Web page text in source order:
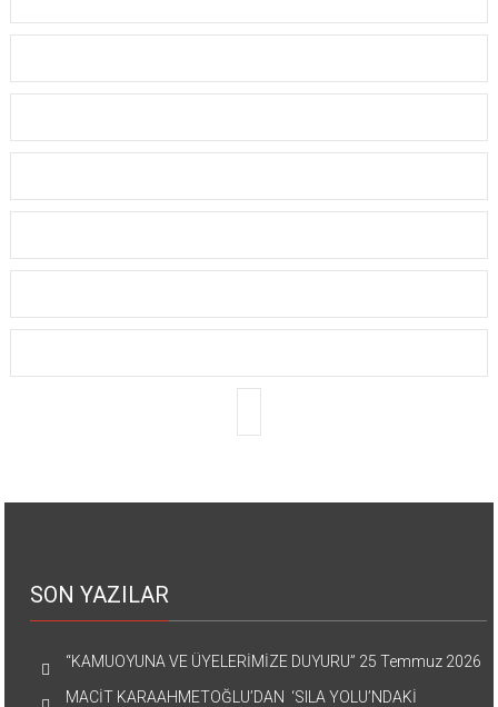
SON YAZILAR
“KAMUOYUNA VE ÜYELERİMİZE DUYURU” 25 Temmuz 2026
MACİT KARAAHMETOĞLU’DAN ‘SILA YOLU’NDAKİ